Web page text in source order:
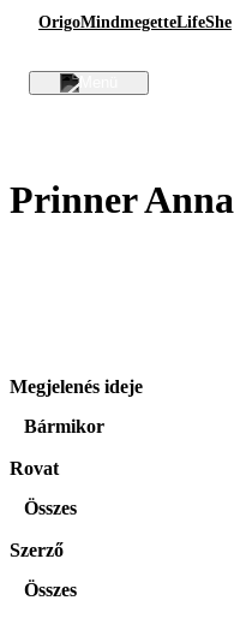
OrigoMindmegetteLifeShe
Prinner Anna
Megjelenés ideje
Bármikor
Rovat
Összes
Szerző
Összes